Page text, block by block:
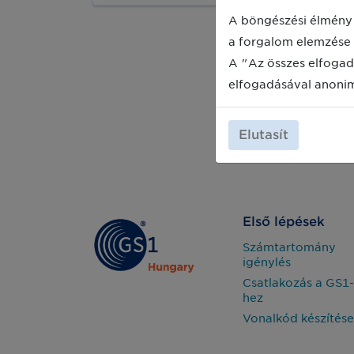
marketingtevékenységgel biztosítja
stratégiának a részeként döntöttek
úgy, hogy teljes mértékben
elektronikus számlázásra állnak át.
Első lépések
Számtartomány
igénylés
Csatlakozás a GS1-
hez
Vonalkód készítése
A böngészési
a forgalom
A "Az összes
elfogadásával
Elutasít